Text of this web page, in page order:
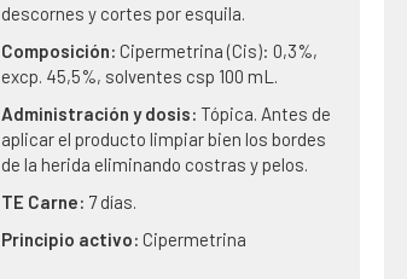
descornes y cortes por esquila.
Composición: Cipermetrina (Cis): 0,3%,
excp. 45,5%, solventes csp 100 mL.
Administración y dosis: Tópica. Antes de
aplicar el producto limpiar bien los bordes
de la herida eliminando costras y pelos.
TE Carne: 7 días.
Principio activo: Cipermetrina